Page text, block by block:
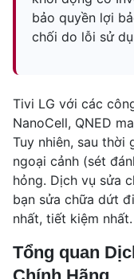
bảo quyền lợi
chối do lỗi sử
Tivi LG với các
NanoCell, QNED
Tuy nhiên, sau thời
ngoại cảnh (sét
hỏng. Dịch vụ sửa
bạn sửa chữa dứt
nhất, tiết kiệm nhất.
Tổng quan